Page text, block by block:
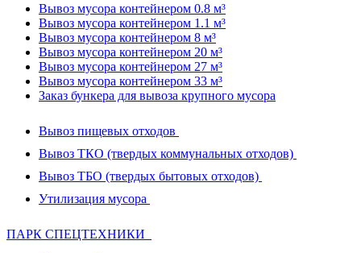
Вывоз мусора контейнером 0.8 м³
Вывоз мусора контейнером 1.1 м³
Вывоз мусора контейнером 8 м³
Вывоз мусора контейнером 20 м³
Вывоз мусора контейнером 27 м³
Вывоз мусора контейнером 33 м³
Заказ бункера для вывоза крупного мусора
Вывоз пищевых отходов
Вывоз ТКО (твердых коммунальных отходов)
Вывоз ТБО (твердых бытовых отходов)
Утилизация мусора
ПАРК СПЕЦТЕХНИКИ